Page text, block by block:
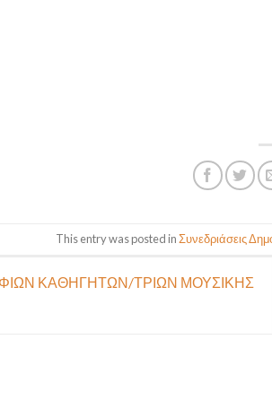
This entry was posted inΣυνεδριάσεις
ΚΑΘΗΓΗΤΩΝ/ΤΡΙΩΝ ΜΟΥΣΙΚΗΣ